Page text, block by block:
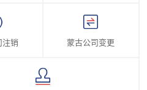
注销 蒙古公司变更